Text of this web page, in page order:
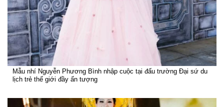
Mẫu nhí Nguyễn Phương Bình nhập cuộc tại đấu trường Đại sứ du
lịch trẻ thế giới đầy ấn tượng